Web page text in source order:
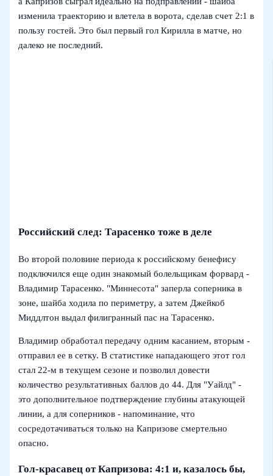
изменила траекторию и влетела в ворота, сделав счет 2:1 в
пользу гостей. Это был первый гол Кирилла в матче, но
далеко не последний.
Российский след: Тарасенко тоже в деле
Во второй половине периода к российскому бенефису
подключился еще один знакомый болельщикам форвард -
Владимир Тарасенко. "Миннесота" заперла соперника в
зоне, шайба ходила по периметру, а затем Джейкоб
Миддлтон выдал филигранный пас на Тарасенко.
Владимир обработал передачу одним касанием, вторым -
отправил ее в сетку. В статистике нападающего этот гол
стал 22-м в текущем сезоне и позволил довести
количество результативных баллов до 44. Для "Уайлд" -
это дополнительное подтверждение глубины атакующей
линии, а для соперников - напоминание, что
сосредотачиваться только на Капризове смертельно
опасно.
Гол-красавец от Капризова: 4:1 и, казалось бы,